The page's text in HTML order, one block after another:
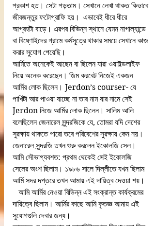
প্রকাশ হত। সেটা পড়তাম। সেখানে লেখা থাকত কিভাবে
জীবজন্তুর ফটোগ্রাফি হয়।  এভাবেই ধীরে ধীরে
আগ্রহটা বাড়ে। এরপর বিভিন্ন স্থানে যেমন নাগাল্যান্ডে
বা বিষ্ণোইদের গ্রামে কর্মসূত্রে থাকার সময়ে সেখানে কাজ
করার সুযোগ পেয়েছি।
আর্মিতে অনেকেই আছেন বা ছিলেন যারা ওয়াইল্ডলাইফ
নিয়ে অনেক করেছেন। জিম করবেট নিজেই একজন
আর্মির লোক ছিলেন। Jerdon’s courser- যে
পাখিটা আর পাওয়া যাচ্ছে না তার নাম যার নামে সেই
Jerdon নিজে আর্মির লোক ছিলেন। সালিম আলি
বলেছিলেন জেনারেল সুন্দরজিকে যে, তোমরা যদি দেশের
সুরক্ষায় থাকতে পারো তবে পরিবেশের সুরক্ষায় কেন নয়।
জেনারেল সুন্দরজি তখন শুরু করলেন ইকোলজি সেল।
আমি সৌভাগ্যবশত: প্রথম থেকেই সেই ইকোলজি
সেলের অংশ ছিলাম। ১৯৮৬ সালে দিল্লীতে যখন ছিলাম
আর্মি সদর দপ্তরে তখন আমায় এই দায়িত্ব দেওয়া শয়।
আমি আর্মির নেওয়া বিভিন্ন এই সংক্রান্ত কার্যক্রমের
দায়িত্বে ছিলাম। আর্মির কাছে আমি কৃতজ্ঞ আমায় এই
সুযোগগুলি দেবার জন্য।